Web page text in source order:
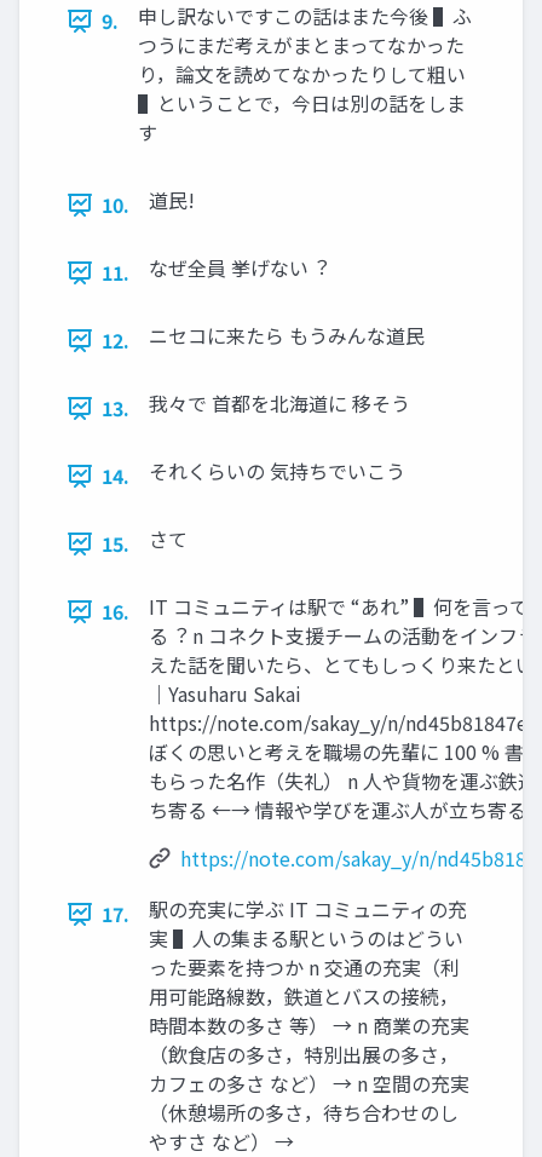
9.
申し訳ないですこの話はまた今後 ▌ふ
つうにまだ考えがまとまってなかった
り，論⽂を読めてなかったりして粗い
▌ということで，今⽇は別の話をしま
す
10. 道⺠!
11. なぜ全員 挙げない︖
12. ニセコに来たら もうみんな道⺠
13. 我々で ⾸都を北海道に 移そう
14. それくらいの 気持ちでいこう
15. さて
16.
IT コミュニティは駅で “あれ” ▌何を⾔って
る︖ n コネクト⽀援チームの活動をインフ
えた話を聞いたら、とてもしっくり来たとい
｜Yasuharu Sakai
https://note.com/sakay_y/n/
ぼくの思いと考えを職場の先輩に 100 % 書
もらった名作（失礼） n ⼈や貨物を運ぶ鉄
ち寄る ←→ 情報や学びを運ぶ⼈が⽴ち寄る
https://note.com/sakay_y/n/
17.
駅の充実に学ぶ IT コミュニティの充
実 ▌⼈の集まる駅というのはどうい
った要素を持つか n 交通の充実（利
⽤可能路線数，鉄道とバスの接続，
時間本数の多さ 等） → n 商業の充実
（飲⾷店の多さ，特別出展の多さ，
カフェの多さ など） → n 空間の充実
（休憩場所の多さ，待ち合わせのし
やすさ など） →